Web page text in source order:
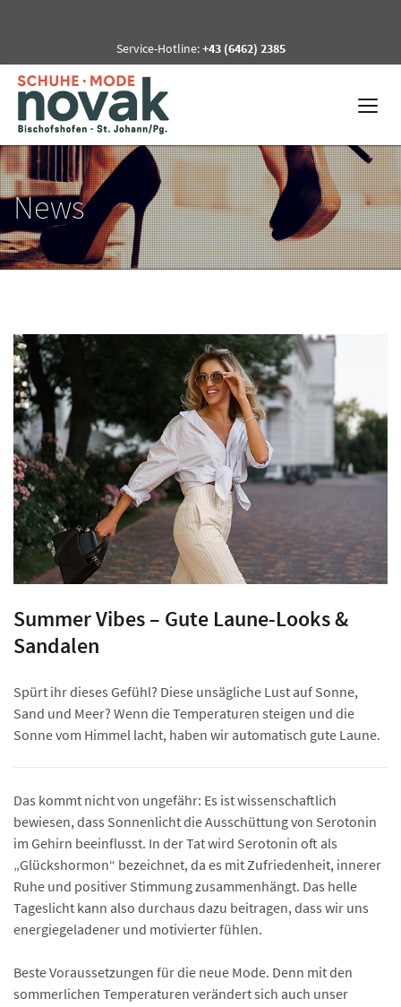
Service-Hotline:+43 (6462) 2385
News
Summer Vibes – Gute Laune-Looks &
Sandalen
Spürt ihr dieses Gefühl? Diese unsägliche Lust auf Sonne,
Sand und Meer? Wenn die Temperaturen steigen und die
Sonne vom Himmel lacht, haben wir automatisch gute Laune.
Das kommt nicht von ungefähr: Es ist wissenschaftlich
bewiesen, dass Sonnenlicht die Ausschüttung von Serotonin
im Gehirn beeinflusst. In der Tat wird Serotonin oft als
„Glückshormon“ bezeichnet, da es mit Zufriedenheit, innerer
Ruhe und positiver Stimmung zusammenhängt. Das helle
Tageslicht kann also durchaus dazu beitragen, dass wir uns
energiegeladener und motivierter fühlen.
Beste Voraussetzungen für die neue Mode. Denn mit den
sommerlichen Temperaturen verändert sich auch unser